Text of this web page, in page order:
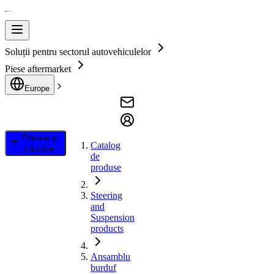
Soluții pentru sectorul autovehiculelor
Piese aftermarket
Europe
Filtrare și
căutare
Catalog
de
produse
Steering
and
Suspension
products
Ansamblu
burduf